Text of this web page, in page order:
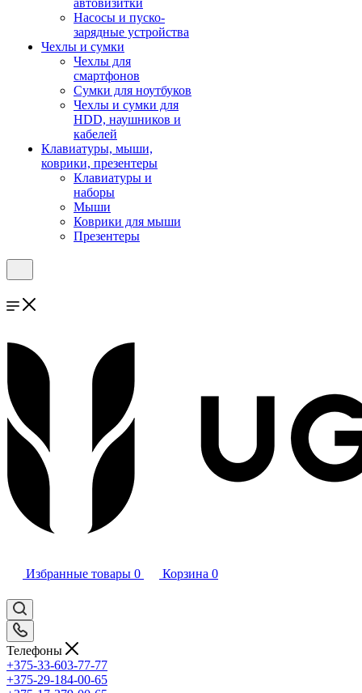
автовизитки
Насосы и пуско-
зарядные устройства
Чехлы и сумки
Чехлы для
смартфонов
Сумки для ноутбуков
Чехлы и сумки для
HDD, наушников и
кабелей
Клавиатуры, мыши,
коврики, презентеры
Клавиатуры и
наборы
Мыши
Коврики для мыши
Презентеры
Избранные товары 0 Корзина 0
Телефоны
+375-33-603-77-77
+375-29-184-00-65